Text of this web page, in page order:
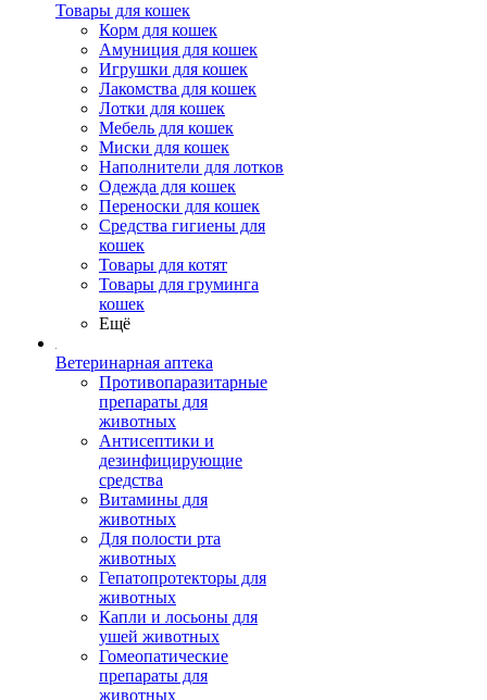
Товары для кошек
Корм для кошек
Амуниция для кошек
Игрушки для кошек
Лакомства для кошек
Лотки для кошек
Мебель для кошек
Миски для кошек
Наполнители для лотков
Одежда для кошек
Переноски для кошек
Средства гигиены для
кошек
Товары для котят
Товары для груминга
кошек
Ещё
Ветеринарная аптека
Противопаразитарные
препараты для
животных
Антисептики и
дезинфицирующие
средства
Витамины для
животных
Для полости рта
животных
Гепатопротекторы для
животных
Капли и лосьоны для
ушей животных
Гомеопатические
препараты для
животных